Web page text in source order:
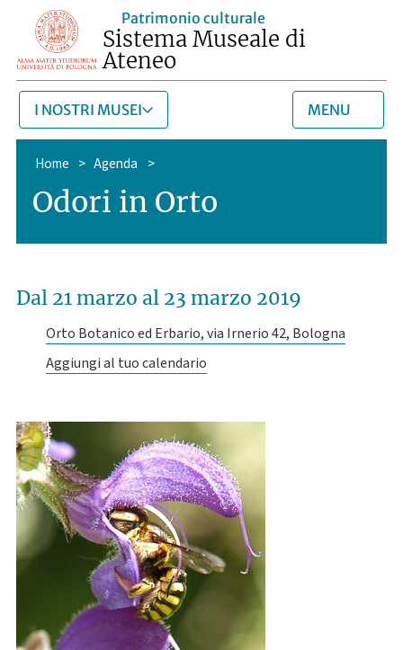
Patrimonio culturale
Sistema Museale di
Ateneo
MENU
I NOSTRI MUSEI
Home > Agenda >
Odori in Orto
Dal 21 marzo al 23 marzo 2019
Orto Botanico ed Erbario, via Irnerio 42, Bologna
Aggiungi al tuo calendario